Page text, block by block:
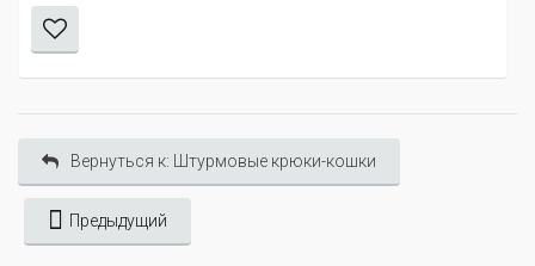
Вернуться к: Штурмовые крюки-кошки
Предыдущий